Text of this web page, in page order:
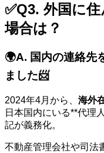
✅Q3. 外国に
場合は？
🌍A. 国内の連絡先
ました📨
2024年4月から、 海外
日本国内にいる**代理
記が義務化。
不動産管理会社や司法